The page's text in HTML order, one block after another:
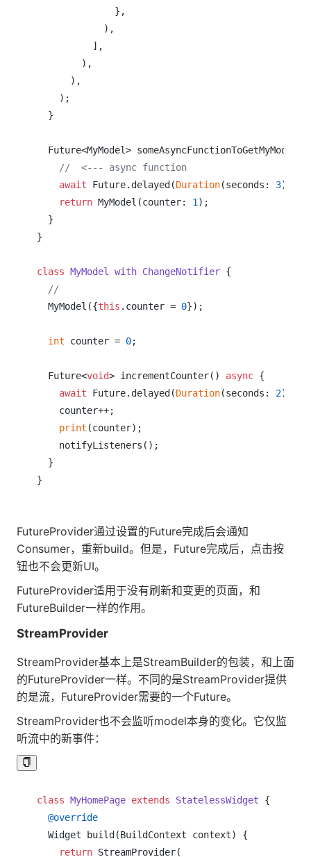
              },
            ),
          ],
        ),
      ),
    );
  }
Future<MyModel>
//  <--- async function
await Future.delayed(Duration(seconds: 3));
return MyModel(counter: 1 );
  }
}
class MyModel with ChangeNotifier {
//
  MyModel({
this .counter = 0});
int counter = 0;
  Future<
void> incrementCounter() async {
await Future.delayed(Duration(seconds: 2));
    counter++;
print (counter);
    notifyListeners();
  }
FutureProvider通过设置的Future完成后会通知
Consumer，重新build。但是，Future完成后，点击按
钮也不会更新UI。
FutureProvider适用于没有刷新和变更的页面，和
FutureBuilder一样的作用。
StreamProvider
StreamProvider基本上是StreamBuilder的包装，和上面
的FutureProvider一样。不同的是StreamProvider提供
的是流，FutureProvider需要的一个Future。
StreamProvider也不会监听model本身的变化。它仅监
听流中的新事件：
class MyHomePage extends StatelessWidget
{
@override
  Widget build(BuildContext context) {
return StreamProvider(